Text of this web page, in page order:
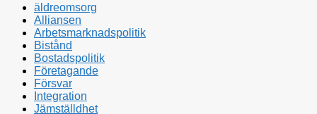
äldreomsorg
Alliansen
Arbetsmarknadspolitik
Bistånd
Bostadspolitik
Företagande
Försvar
Integration
Jämställdhet